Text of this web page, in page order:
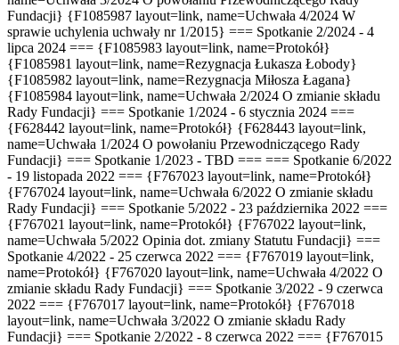
Fundacji} {F1085987 layout=link, name=Uchwała 4/2024 W
sprawie uchylenia uchwały nr 1/2015} === Spotkanie 2/2024 - 4
lipca 2024 === {F1085983 layout=link, name=Protokół}
{F1085981 layout=link, name=Rezygnacja Łukasza Łobody}
{F1085982 layout=link, name=Rezygnacja Miłosza Łagana}
{F1085984 layout=link, name=Uchwała 2/2024 O zmianie składu
Rady Fundacji} === Spotkanie 1/2024 - 6 stycznia 2024 ===
{F628442 layout=link, name=Protokół} {F628443 layout=link,
name=Uchwała 1/2024 O powołaniu Przewodniczącego Rady
Fundacji} === Spotkanie 1/2023 - TBD === === Spotkanie 6/2022
- 19 listopada 2022 === {F767023 layout=link, name=Protokół}
{F767024 layout=link, name=Uchwała 6/2022 O zmianie składu
Rady Fundacji} === Spotkanie 5/2022 - 23 października 2022 ===
{F767021 layout=link, name=Protokół} {F767022 layout=link,
name=Uchwała 5/2022 Opinia dot. zmiany Statutu Fundacji} ===
Spotkanie 4/2022 - 25 czerwca 2022 === {F767019 layout=link,
name=Protokół} {F767020 layout=link, name=Uchwała 4/2022 O
zmianie składu Rady Fundacji} === Spotkanie 3/2022 - 9 czerwca
2022 === {F767017 layout=link, name=Protokół} {F767018
layout=link, name=Uchwała 3/2022 O zmianie składu Rady
Fundacji} === Spotkanie 2/2022 - 8 czerwca 2022 === {F767015